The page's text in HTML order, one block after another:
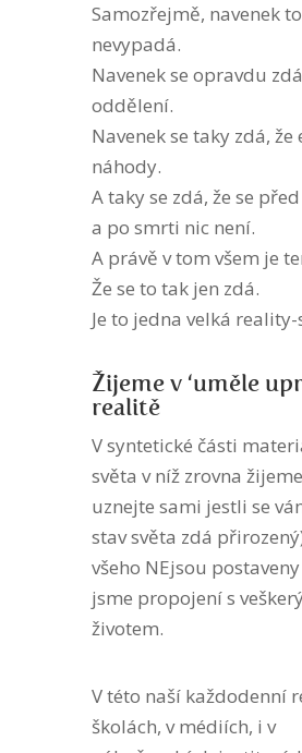
Samozřejmě, navenek
nevypadá.
Navenek se opravdu
oddělení.
Navenek se taky zdá,
náhody.
A taky se zdá, že se
a po smrti nic není.
A právě v tom všem je
Že se to tak jen zdá.
Je to jedna velká reality-
Žijeme v ‘uměle
realitě
V syntetické části
světa v níž zrovna
uznejte sami jestli se
stav světa zdá
všeho NEjsou
jsme propojení s
životem.
V této naší každodenní
školách, v médiích, i v